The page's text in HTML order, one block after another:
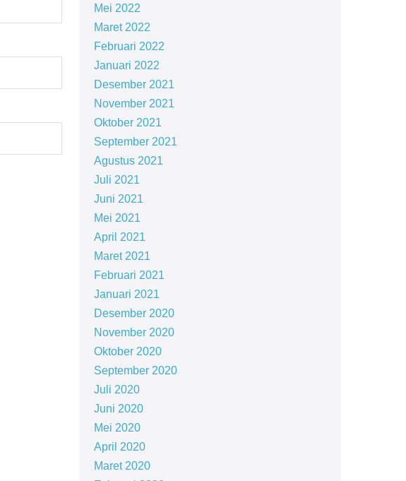
Mei 2022
Maret 2022
Februari 2022
Januari 2022
Desember 2021
November 2021
Oktober 2021
September 2021
Agustus 2021
Juli 2021
Juni 2021
Mei 2021
April 2021
Maret 2021
Februari 2021
Januari 2021
Desember 2020
November 2020
Oktober 2020
September 2020
Juli 2020
Juni 2020
Mei 2020
April 2020
Maret 2020